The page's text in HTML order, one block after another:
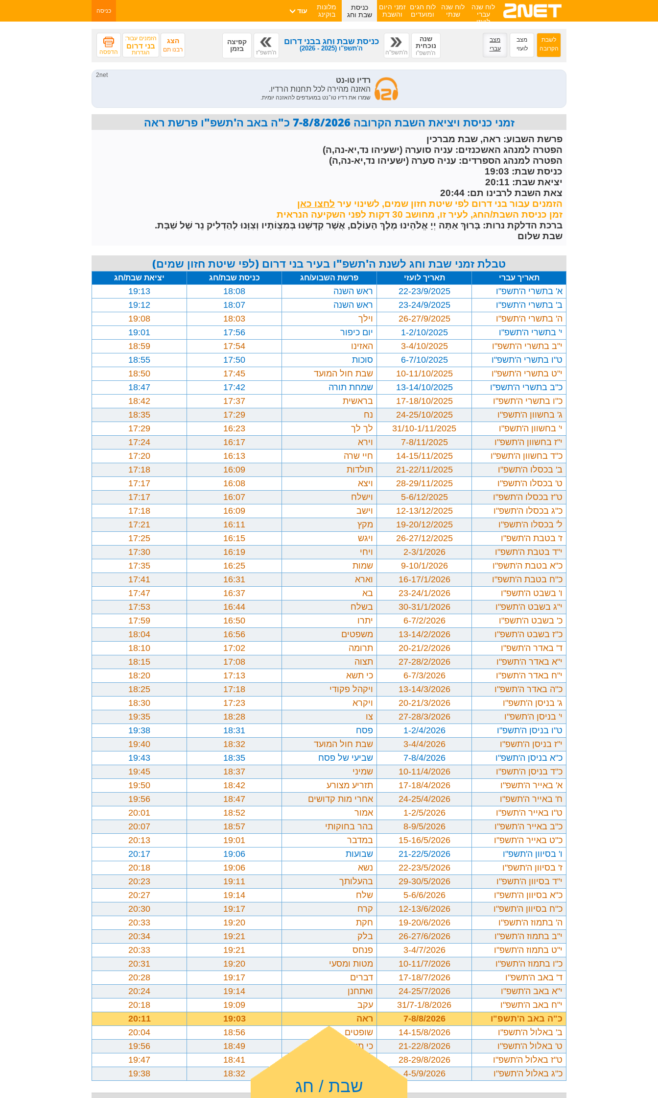
לוח שנה
עברי
לועזי
לוח שנה
שנתי
לוח חגים
ומועדים
זמני היום
והשבת
כניסת
שבת וחג
מלונות
בוקינג
עוד כניסה
לשבת
הקרובה
מצב
לועזי
מצב
עברי
הצג
רבנו תם
הזמנים עבור:
בני דרום
הגדרות הדפסה
שנה
נוכחית
ה'תשפ"ו ה'תשפ"ה
כניסת שבת וחג בבני דרום
ה'תשפ"ו (2025 - 2026)
ה'תשפ"ז
קפיצה
בזמן
זמני כניסת ויציאת השבת הקרובה 7-8/8/2026 כ"ה באב ה'תשפ"ו פרשת ראה
פרשת השבוע: ראה, שבת מברכין
הפטרה למנהג האשכנזים: עניה סוערה (ישעיהו נד,יא-נה,ה)
הפטרה למנהג הספרדים: עניה סערה (ישעיהו נד,יא-נה,ה)
כניסת שבת: 19:03
יציאת שבת: 20:11
צאת השבת לרבינו תם: 20:44
הזמנים עבור בני דרום לפי שיטת חזון שמים, לשינוי עיר
זמן כניסת השבת/החג, לעיר זו, מחושב 30 דקות לפני השקיעה הנראית
ברכת הדלקת נרות: בָּרוּךְ אַתָּה יְיָ אֱלֹהֵינוּ מֶלֶךְ הָעוֹלָם, אֲשֶׁר קִדְּשָׁנוּ בְּמִצְוֹתָיו וְצִוָּנוּ לְהַדְלִיק נֵר שֶׁל שַׁבָּת.
שבת שלום
טבלת זמני שבת וחג לשנת ה'תשפ"ו בעיר בני דרום (לפי שיטת חזון שמים)
תאריך עברי תאריך לועזי פרשת השבוע/חג כניסת שבת/חג יציאת שבת/חג
א' בתשרי ה'תשפ"ו 22-23/9/2025 ראש השנה 18:08
19:13
ב' בתשרי ה'תשפ"ו
23-24/9/2025 ראש השנה 18:07
19:12
ה' בתשרי ה'תשפ"ו
26-27/9/2025 וילך 18:03
19:08
י' בתשרי ה'תשפ"ו
1-2/10/2025 יום כיפור 17:56
19:01
י"ב בתשרי ה'תשפ"ו
3-4/10/2025 האזינו 17:54
18:59
ט"ו בתשרי ה'תשפ"ו
6-7/10/2025 סוכות 17:50
18:55
י"ט בתשרי ה'תשפ"ו
10-11/10/2025 שבת חול המועד 17:45
18:50
כ"ב בתשרי ה'תשפ"ו
13-14/10/2025 שמחת תורה 17:42
18:47
כ"ו בתשרי ה'תשפ"ו
17-18/10/2025 בראשית 17:37
18:42
ג' בחשוון ה'תשפ"ו
24-25/10/2025 נח 17:29
18:35
י' בחשוון ה'תשפ"ו
31/10-1/11/2025 לך לך 16:23
17:29
י"ז בחשוון ה'תשפ"ו
7-8/11/2025 וירא 16:17
17:24
כ"ד בחשוון ה'תשפ"ו
14-15/11/2025 חיי שרה 16:13
17:20
ב' בכסלו ה'תשפ"ו
21-22/11/2025 תולדות 16:09
17:18
ט' בכסלו ה'תשפ"ו
28-29/11/2025 ויצא 16:08
17:17
ט"ז בכסלו ה'תשפ"ו
5-6/12/2025 וישלח 16:07
17:17
כ"ג בכסלו ה'תשפ"ו
12-13/12/2025 וישב 16:09
17:18
ל' בכסלו ה'תשפ"ו
19-20/12/2025 מקץ 16:11
17:21
ז' בטבת ה'תשפ"ו
26-27/12/2025 ויגש 16:15
17:25
י"ד בטבת ה'תשפ"ו
2-3/1/2026 ויחי 16:19
17:30
כ"א בטבת ה'תשפ"ו
9-10/1/2026 שמות 16:25
17:35
כ"ח בטבת ה'תשפ"ו
16-17/1/2026 וארא 16:31
17:41
ו' בשבט ה'תשפ"ו
23-24/1/2026 בא 16:37
17:47
י"ג בשבט ה'תשפ"ו
30-31/1/2026 בשלח 16:44
17:53
כ' בשבט ה'תשפ"ו
6-7/2/2026 יתרו 16:50
17:59
כ"ז בשבט ה'תשפ"ו
13-14/2/2026 משפטים 16:56
18:04
ד' באדר ה'תשפ"ו
20-21/2/2026 תרומה 17:02
18:10
י"א באדר ה'תשפ"ו
27-28/2/2026 תצוה 17:08
18:15
י"ח באדר ה'תשפ"ו
6-7/3/2026 כי תשא 17:13
18:20
כ"ה באדר ה'תשפ"ו
13-14/3/2026 ויקהל פקודי 17:18
18:25
ג' בניסן ה'תשפ"ו
20-21/3/2026 ויקרא 17:23
18:30
י' בניסן ה'תשפ"ו
27-28/3/2026 צו 18:28
19:35
ט"ו בניסן ה'תשפ"ו
1-2/4/2026 פסח 18:31
19:38
י"ז בניסן ה'תשפ"ו
3-4/4/2026 שבת חול המועד 18:32
19:40
כ"א בניסן ה'תשפ"ו
7-8/4/2026 שביעי של פסח 18:35
19:43
כ"ד בניסן ה'תשפ"ו
10-11/4/2026 שמיני 18:37
19:45
א' באייר ה'תשפ"ו
17-18/4/2026 תזריע מצורע 18:42
19:50
ח' באייר ה'תשפ"ו
24-25/4/2026 אחרי מות קדושים 18:47
19:56
ט"ו באייר ה'תשפ"ו
1-2/5/2026 אמור 18:52
20:01
כ"ב באייר ה'תשפ"ו
8-9/5/2026 בהר בחוקותי 18:57
20:07
כ"ט באייר ה'תשפ"ו
15-16/5/2026 במדבר 19:01
20:13
ו' בסיוון ה'תשפ"ו
21-22/5/2026 שבועות 19:06
20:17
ז' בסיוון ה'תשפ"ו
22-23/5/2026 נשא 19:06
20:18
י"ד בסיוון ה'תשפ"ו
29-30/5/2026 בהעלותך 19:11
20:23
כ"א בסיוון ה'תשפ"ו
5-6/6/2026 שלח 19:14
20:27
כ"ח בסיוון ה'תשפ"ו
12-13/6/2026 קרח 19:17
20:30
ה' בתמוז ה'תשפ"ו
19-20/6/2026 חקת 19:20
20:33
י"ב בתמוז ה'תשפ"ו
26-27/6/2026 בלק 19:21
20:34
י"ט בתמוז ה'תשפ"ו
3-4/7/2026 פנחס 19:21
20:33
כ"ו בתמוז ה'תשפ"ו
10-11/7/2026 מטות ומסעי 19:20
20:31
ד' באב ה'תשפ"ו
17-18/7/2026 דברים 19:17
20:28
י"א באב ה'תשפ"ו
24-25/7/2026 ואתחנן 19:14
20:24
י"ח באב ה'תשפ"ו
31/7-1/8/2026 עקב 19:09
20:18
כ"ה באב ה'תשפ"ו
7-8/8/2026 ראה 19:03
20:11
ב' באלול ה'תשפ"ו
14-15/8/2026 שופטים 18:56
20:04
ט' באלול ה'תשפ"ו
21-22/8/2026 כי תצא 18:49
19:56
ט"ז באלול ה'תשפ"ו
28-29/8/2026
18:41
19:47
כ"ג באלול ה'תשפ"ו
4-5/9/2026
18:32
19:38
שבת / חג